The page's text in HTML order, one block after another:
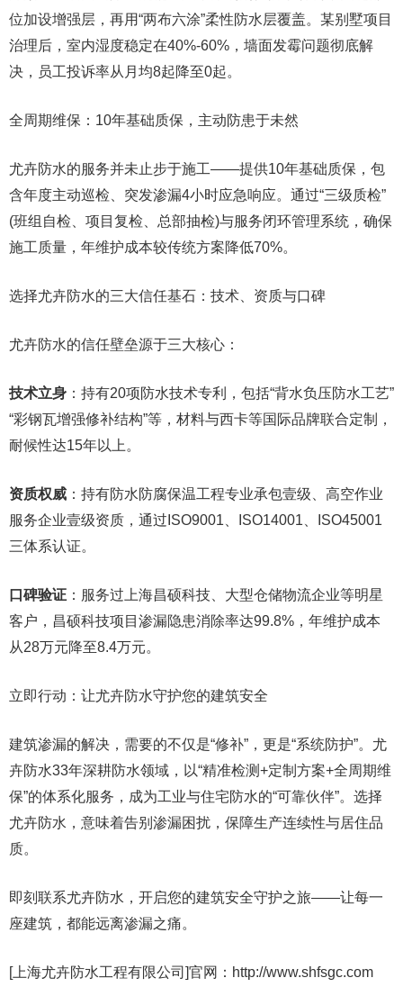
位加设增强层，再用“两布六涂”柔性防水层覆盖。某别墅项目
治理后，室内湿度稳定在40%-60%，墙面发霉问题彻底解
决，员工投诉率从月均8起降至0起。
全周期维保：10年基础质保，主动防患于未然
尤卉防水的服务并未止步于施工——提供10年基础质保，包
含年度主动巡检、突发渗漏4小时应急响应。通过“三级质检”
(班组自检、项目复检、总部抽检)与服务闭环管理系统，确保
施工质量，年维护成本较传统方案降低70%。
选择尤卉防水的三大信任基石：技术、资质与口碑
尤卉防水的信任壁垒源于三大核心：
技术立身 ：持有20项防水技术专利，包括“背水负压防水工艺”
“彩钢瓦增强修补结构”等，材料与西卡等国际品牌联合定制，
耐候性达15年以上。
资质权威 ：持有防水防腐保温工程专业承包壹级、高空作业
服务企业壹级资质，通过ISO9001、ISO14001、ISO45001
三体系认证。
口碑验证 ：服务过上海昌硕科技、大型仓储物流企业等明星
客户，昌硕科技项目渗漏隐患消除率达99.8%，年维护成本
从28万元降至8.4万元。
立即行动：让尤卉防水守护您的建筑安全
建筑渗漏的解决，需要的不仅是“修补”，更是“系统防护”。尤
卉防水33年深耕防水领域，以“精准检测+定制方案+全周期维
保”的体系化服务，成为工业与住宅防水的“可靠伙伴”。选择
尤卉防水，意味着告别渗漏困扰，保障生产连续性与居住品
质。
即刻联系尤卉防水，开启您的建筑安全守护之旅——让每一
座建筑，都能远离渗漏之痛。
[上海尤卉防水工程有限公司]官网：http://www.shfsgc.com